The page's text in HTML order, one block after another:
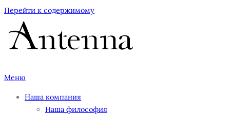
Перейти к содержимому
Меню
Наша компания
Наша философия